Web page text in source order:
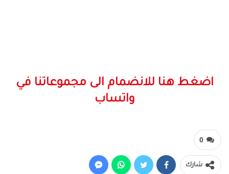
اضغط هنا للانضمام الى مجموعاتنا في
واتساب
0
شارك